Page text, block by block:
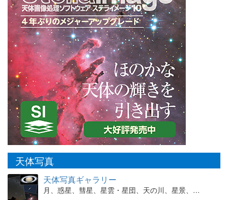
天体写真
天体写真ギャラリー
月、惑星、彗星、星雲・星団、天の川、星景、…